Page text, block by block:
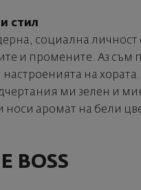
стил
социална личност
и промените. Аз съм
настроенията на
ми зелен и
носи аромат на бели
BOSS